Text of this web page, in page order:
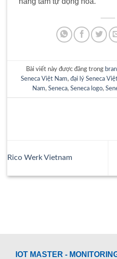
Bài viết này được đăng trong
Seneca Việt Nam, đại lý Seneca
Nam, Seneca, Seneca logo,
Rico Werk Vietnam
IOT MASTER -